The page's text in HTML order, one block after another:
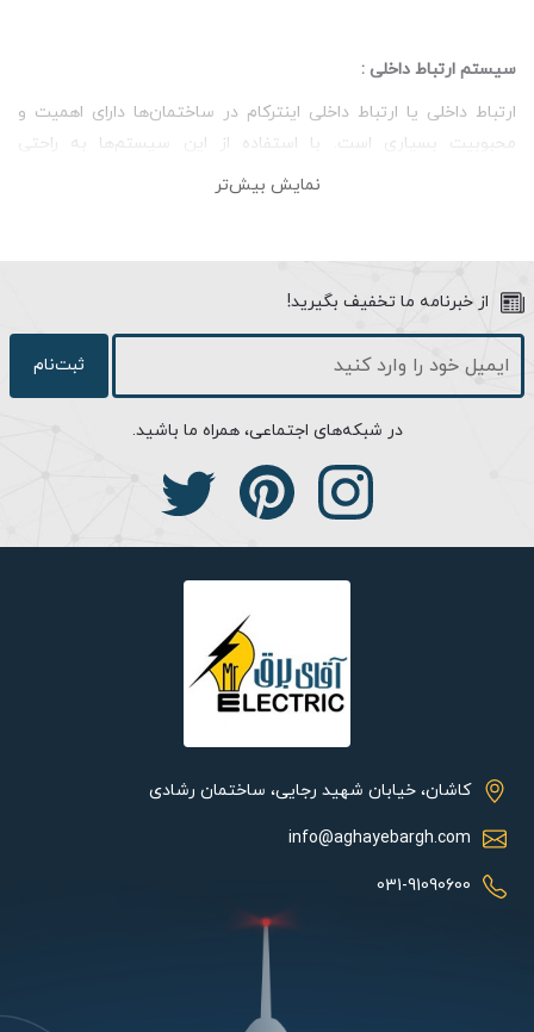
سیستم ارتباط داخلی :
ارتباط داخلی یا ارتباط داخلی اینترکام در ساختمان‌ها دارای اهمیت و
محبوبیت بسیاری است. با استفاده از این سیستم‌ها به راحتی
می‌توانید با واحدهای داخل یک مجموعه ارتباط برقرار نمایید. این
مناسب آن را انتخاب نمایید. به طور کلی می‌توان گفت ارتباط داخلی به
دستگاهی گفته می‌شود که وظیفه ارتباط بین یک دستگاه با چند
دستگاه را دارد. این دستگاه‌ها برای انواع مراکز و منازل مناسب و قابل
استفاده می‌شود.
سیستم ارتباط داخلی یک به n (یک واحد با دیگر واحدها) :
این نوع ارتباط داخلی صوتی به ارتباط داخلی یک به چند معروف است،
شما عزیزان می‌توانید با گوشی صوتی با دیگران در داخل ساختمان
ارتباط برقرار کنید. به عنوان مثال مدیریت مجموعه با سایر بخش‌ها به
راحتی می‌تواند ارتباط صوتی برقرار نماید. معمولاً روی آیفون صوتی
استفاده از صفحه کلید آن می‌توان شماره واحد مورد نظر را گرفته و
ارتباط برقرار نمایید. توجه داشته باشید که این ارتباط داخلی می‌تواند
توسط واحد نگهبانی با واحدهای دیگر صورت بگیرد.
گوشی صوتی ارتباط داخلی 1-20 :
که با استفاده از آن می توانید با دیگر واحدها ارتباط صوتی برقرار
نمایید. برای مثال می توان از این گوشی مرکزی برای برقراری ارتباط
صوتی بین واحد مدیریت مدرسه و سایر کلاس ها استفاده نمود. این
سیستم قابلیت ارتباط صوتی را با بيست گوشی دیگر بصورت اینترکام
فراهم می نماید. ارتباط تمام گوشی ها فقط با سه رشته سیم انجام می
نمایش بیش‌تر
از خبرنامه ما تخفیف بگیرید!
ثبت‌نام
در شبکه‌های اجتماعی، همراه ما باشید.
کاشان، خیابان شهید رجایی، ساختمان رشادی
info@aghayebargh.com
031-91090600